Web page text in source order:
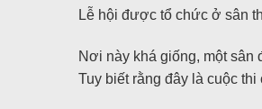
Lễ hội được tổ chức ở sân
Nơi này khá giống, một
Tuy biết rằng đây là cuộc